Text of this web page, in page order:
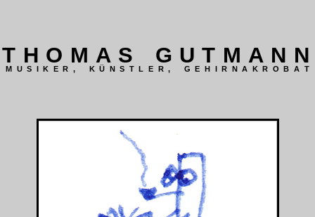
T H O M A S G U T M A N N
M U S K E R , K Ü N S T L E R , G E H R N A K R O B A T